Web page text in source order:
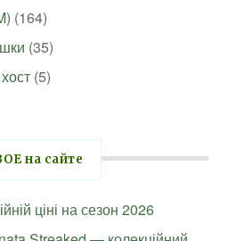
(164)
(35)
(5)
на сайте
ціні на сезон 2026